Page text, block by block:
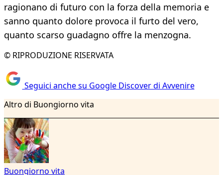
ragionano di futuro con la forza della memoria e
sanno quanto dolore provoca il furto del vero,
quanto scarso guadagno offre la menzogna.
© RIPRODUZIONE RISERVATA
Seguici anche su Google Discover di Avvenire
Altro di Buongiorno vita
Buongiorno vita